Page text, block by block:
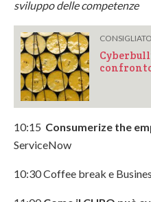
sviluppo delle competenze
10:15 Consumerize the
ServiceNow
10:30 Coffee break e